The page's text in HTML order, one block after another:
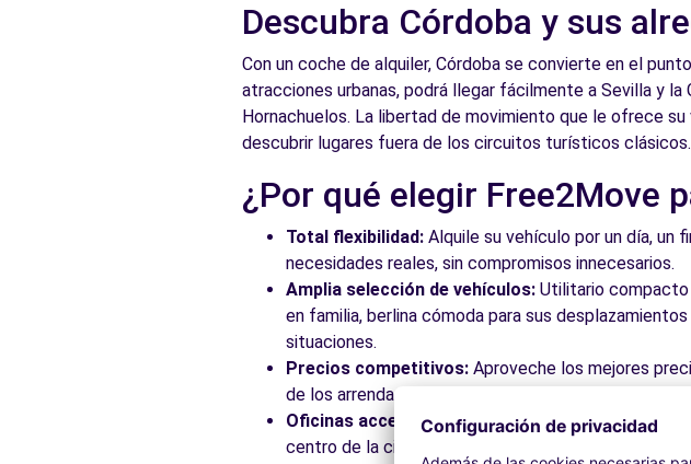
Descubra Córdoba y sus
Con un coche de alquiler, Córdoba se convierte en el
atracciones urbanas, podrá llegar fácilmente a Sevilla y la
Hornachuelos. La libertad de movimiento que le ofrece
descubrir lugares fuera de los circuitos turísticos clásicos.
¿Por qué elegir Free2Move
Total flexibilidad: Alquile su vehículo por un día, un
necesidades reales, sin compromisos innecesarios.
Amplia selección de vehículos: Utilitario compacto
en familia, berlina cómoda para sus
situaciones.
Precios competitivos: Aproveche los mejores
de los arrendadores asociados. Reserve en línea
Oficinas accesibles:Recoja su vehículo en una de
centro de la ciudad, en estaciones o cerca de los